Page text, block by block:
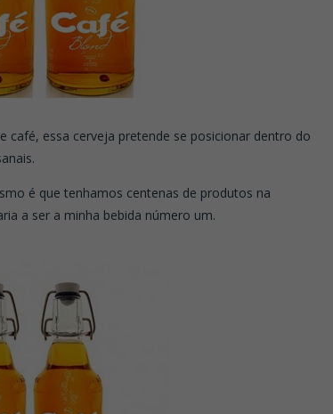
essa cerveja pretende se posicionar dentro do
é que tenhamos centenas de produtos na
a ser a minha bebida número um.